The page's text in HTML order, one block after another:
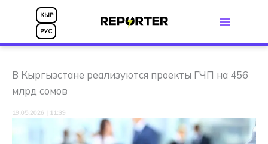
Перейти
содержимому
КЫР
РУС
В Кыргызстане реализуются проекты ГЧП на 456
млрд сомов
19.05.2026 | 11:39